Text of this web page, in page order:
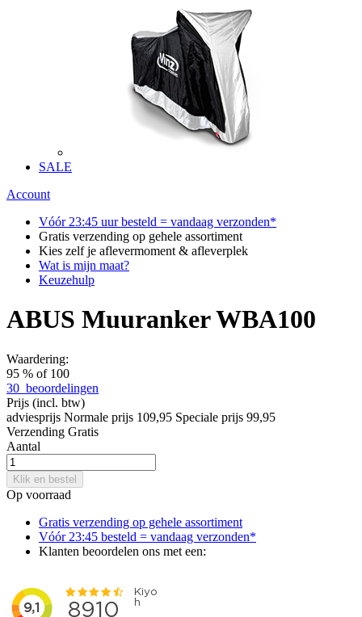
SALE
Account
Vóór 23:45 uur besteld = vandaag verzonden*
Gratis verzending op gehele assortiment
Kies zelf je aflevermoment & afleverplek
Wat is mijn maat?
Keuzehulp
ABUS Muuranker WBA100
Waardering:
95 % of 100
30 beoordelingen
Prijs (incl. btw)
adviesprijs Normale prijs 109,95 Speciale prijs 99,95
Verzending Gratis
Aantal
Klik en bestel
Op voorraad
Gratis verzending op gehele assortiment
Vóór 23:45 besteld = vandaag verzonden*
Klanten beoordelen ons met een: